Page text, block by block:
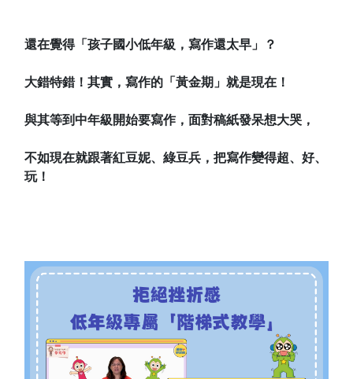
還在覺得「孩子國小低年級，寫作還太早」？
大錯特錯！其實，寫作的「黃金期」就是現在！
與其等到中年級開始要寫作，面對稿紙發呆想大哭，
不如現在就跟著紅豆妮、綠豆兵，把寫作變得超、好、
玩！